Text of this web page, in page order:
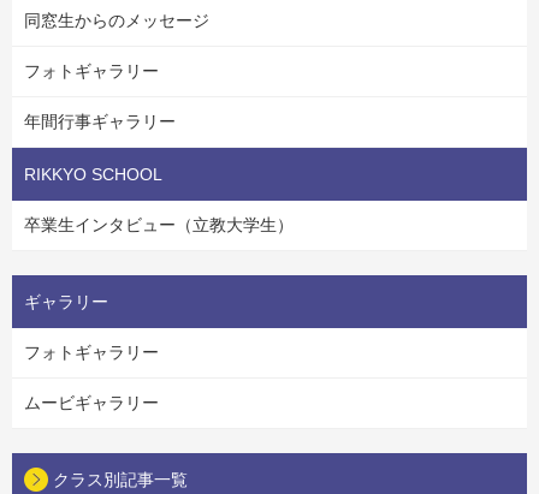
同窓生からのメッセージ
フォトギャラリー
年間行事ギャラリー
RIKKYO SCHOOL
卒業生インタビュー（立教大学生）
ギャラリー
フォトギャラリー
ムービギャラリー
クラス別記事一覧